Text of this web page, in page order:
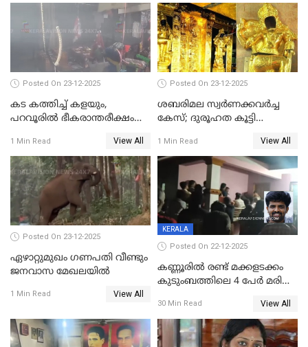
പിടിവലിക്കിടയിൽ
അപ്പൂപ്പനെതിരെ പോക്സോ
കേസ് ഒടുവിൽ 4 ജീവനുകൾ
പൊലിഞ്ഞു
Posted On 23-12-2025
കട കത്തിച്ച് കളയും,
പറവൂരില്‍ ഭീകരാന്തരീക്ഷം
1 Min Read View All
Posted On 23-12-2025
ശബരിമല സ്വര്‍ണക്കവര്‍ച്ച
കേസ്; ദുരൂഹത കൂട്ടി
1 Min Read View All
Posted On 23-12-2025
ഏഴാറ്റുമുഖം ഗണപതി വീണ്ടും
ജനവാസ മേഖലയിൽ
1 Min Read View All
KERALA
Posted On 22-12-2025
കണ്ണൂരിൽ രണ്ട് മക്കളടക്കം
കുടുംബത്തിലെ 4 പേർ മരിച്ച
30 Min Read View All